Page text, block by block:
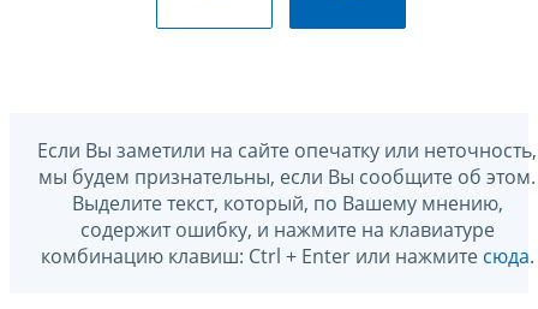
Если Вы заметили на сайте опечатку или неточность,
мы будем признательны, если Вы сообщите об этом.
Выделите текст, который, по Вашему мнению,
содержит ошибку, и нажмите на клавиатуре
комбинацию клавиш: Ctrl + Enter или нажмите сюда.